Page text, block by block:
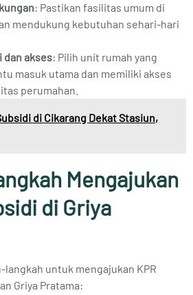
: Pastikan fasilitas umum di
mendukung kebutuhan sehari-hari
dan akses: Pilih unit rumah yang
masuk utama dan memiliki akses
perumahan.
di Cikarang Dekat Stasiun,
Mengajukan
di Griya
untuk mengajukan KPR
Griya Pratama: